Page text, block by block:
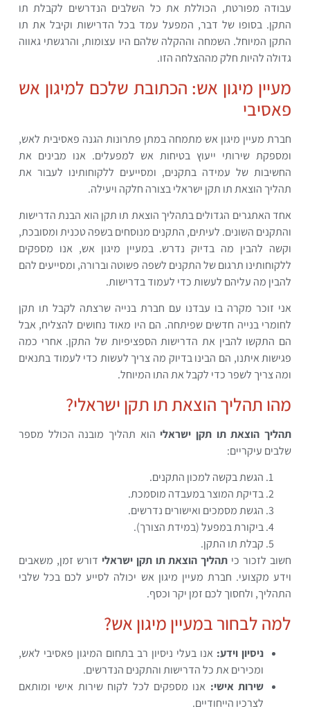
עבודה מפורטת, הכוללת את כל השלבים הנדרשים לקבלת תו
התקן. בסופו של דבר, המפעל עמד בכל הדרישות וקיבל את תו
התקן המיוחל. השמחה וההקלה שלהם היו עצומות, והרגשתי גאווה
גדולה להיות חלק מההצלחה הזו.
מעיין מיגון אש: הכתובת שלכם למיגון אש
פאסיבי
חברת מעיין מיגון אש מתמחה במתן פתרונות הגנה פאסיבית לאש,
ומספקת שירותי ייעוץ בטיחות אש למפעלים. אנו מבינים את
החשיבות של עמידה בתקנים, ומסייעים ללקוחותינו לעבור את
תהליך הוצאת תו תקן ישראלי בצורה חלקה ויעילה.
אחד האתגרים הגדולים בתהליך הוצאת תו תקן הוא הבנת הדרישות
והתקנים השונים. לעיתים, התקנים מנוסחים בשפה טכנית ומסובכת,
וקשה להבין מה בדיוק נדרש. במעיין מיגון אש, אנו מספקים
ללקוחותינו תרגום של התקנים לשפה פשוטה וברורה, ומסייעים להם
להבין מה עליהם לעשות כדי לעמוד בדרישות.
אני זוכר מקרה בו עבדנו עם חברת בנייה שרצתה לקבל תו תקן
לחומרי בנייה חדשים שפיתחה. הם היו מאוד נחושים להצליח, אבל
הם התקשו להבין את הדרישות הספציפיות של התקן. אחרי כמה
פגישות איתנו, הם הבינו בדיוק מה צריך לעשות כדי לעמוד בתנאים
ומה צריך לשפר כדי לקבל את התו המיוחל.
מהו תהליך הוצאת תו תקן ישראלי?
תהליך הוצאת תו תקן ישראליהוא תהליך מובנה הכולל מספר
שלבים עיקריים:
הגשת בקשה למכון התקנים.
בדיקת המוצר במעבדה מוסמכת.
הגשת מסמכים ואישורים נדרשים.
ביקורת במפעל (במידת הצורך).
קבלת תו התקן.
חשוב לזכור כי תהליך הוצאת תו תקן ישראלי דורש זמן, משאבים
וידע מקצועי. חברת מעיין מיגון אש יכולה לסייע לכם בכל שלבי
התהליך, ולחסוך לכם זמן יקר וכסף.
למה לבחור במעיין מיגון אש?
ניסיון וידע: אנו בעלי ניסיון רב בתחום המיגון פאסיבי לאש,
ומכירים את כל הדרישות והתקנים הנדרשים.
שירות אישי: אנו מספקים לכל לקוח שירות אישי ומותאם
לצרכיו הייחודיים.